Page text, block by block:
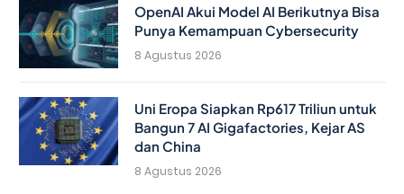
OpenAI Akui Model AI Berikutnya Bisa
Punya Kemampuan Cybersecurity
8 Agustus 2026
Uni Eropa Siapkan Rp617 Triliun untuk
Bangun 7 AI Gigafactories, Kejar AS
dan China
8 Agustus 2026